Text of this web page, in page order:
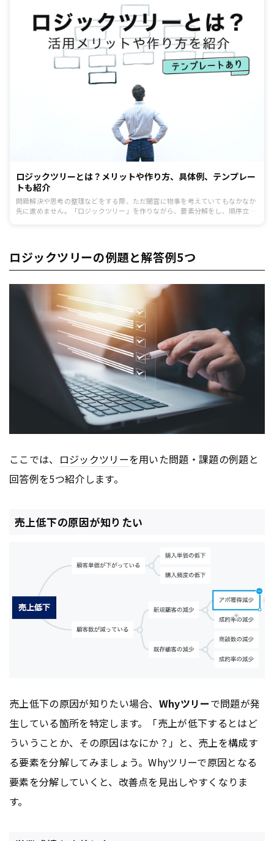
ロジックツリーとは？メリットや作り方、具体例、テンプレー
トも紹介
問題解決や思考の整理などをする際、ただ闇雲に物事を考えていてもなかなか
先に進めません。「ロジックツリー」を作りながら、要素分解をし、順序立て
ロジックツリーの例題と解答例5つ
ここでは、 ロジックツリーを用いた問題・課題の例題と
回答例を5つ紹介します。
売上低下の原因が知りたい
売上低下の原因が知りたい場合、 Whyツリーで問題が発
生している箇所を特定します。「売上が低下するとはど
ういうことか、その原因はなにか？」と、売上を構成す
る要素を分解してみましょう。Whyツリーで原因となる
要素を分解していくと、改善点を見出しやすくなりま
す。